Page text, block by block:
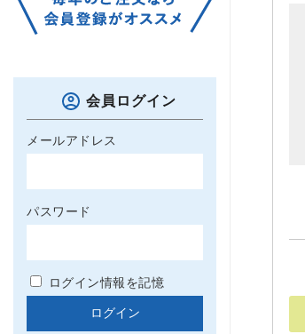
会員ログイン
メールアドレス
パスワード
ログイン情報を記憶